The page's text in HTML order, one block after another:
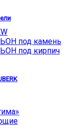
под камень
под кирпич